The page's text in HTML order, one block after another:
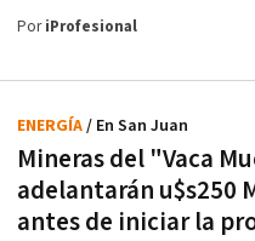
PoriProfesional
Mineras del "Vaca
adelantarán u$s250
antes de iniciar la
ENERGÍA/ En San Juan